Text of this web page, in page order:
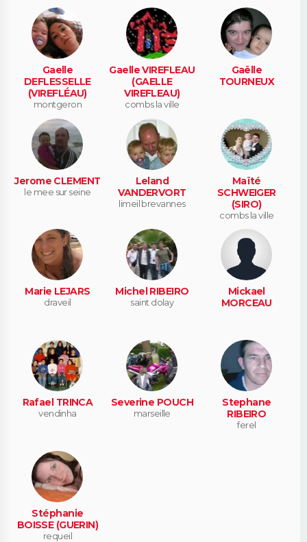
Gaelle
DEFLESSELLE
(VIREFLÉAU)
montgeron
Gaelle VIREFLEAU
(GAELLE
VIREFLEAU)
combs la ville
Gaëlle
TOURNEUX
Jerome CLEMENT
le mee sur seine
Leland
VANDERVORT
limeil brevannes
Maïté
SCHWEIGER
(SIRO)
combs la ville
Marie LEJARS
draveil
Michel RIBEIRO
saint dolay
Mickael
MORCEAU
Rafael TRINCA
vendinha
Severine POUCH
marseille
Stephane
RIBEIRO
ferel
Stéphanie
BOISSE (GUERIN)
requeil